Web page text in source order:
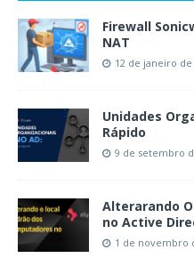
Firewall
NAT
12 de janeiro de
Unidades
Rápido
9 de setembro
Alterarando
no Active
1 de novembro